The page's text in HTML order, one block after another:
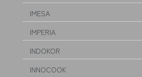
IMESA
IMPERIA
INDOKOR
INNOCOOK